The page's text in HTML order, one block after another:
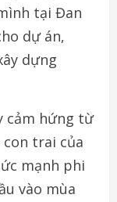
tại Đan
dự án,
dựng
cảm hứng từ
con trai của
mạnh phi
vào mùa